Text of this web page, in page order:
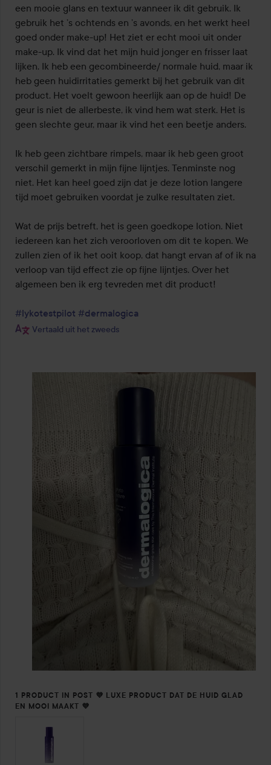
een mooie glans en textuur wanneer ik dit gebruik. Ik
gebruik het ’s ochtends en ’s avonds, en het werkt heel
goed onder make-up! Het ziet er echt mooi uit onder
make-up. Ik vind dat het mijn huid jonger en frisser laat
lijken. Ik heb een gecombineerde/ normale huid, maar ik
heb geen huidirritaties gemerkt bij het gebruik van dit
product. Het voelt gewoon heerlijk aan op de huid! De
geur is niet de allerbeste, ik vind hem wat sterk. Het is
geen slechte geur, maar ik vind het een beetje anders.
Ik heb geen zichtbare rimpels, maar ik heb geen groot
verschil gemerkt in mijn fijne lijntjes. Tenminste nog
niet. Het kan heel goed zijn dat je deze lotion langere
tijd moet gebruiken voordat je zulke resultaten ziet.
Wat de prijs betreft, het is geen goedkope lotion. Niet
iedereen kan het zich veroorloven om dit te kopen. We
zullen zien of ik het ooit koop, dat hangt ervan af of ik na
verloop van tijd effect zie op fijne lijntjes. Over het
algemeen ben ik erg tevreden met dit product!
#lykotestpilot #dermalogica
Vertaald uit het zweeds
1 PRODUCT IN POST 💜 LUXE PRODUCT DAT DE HUID GLAD
EN MOOI MAAKT 💜